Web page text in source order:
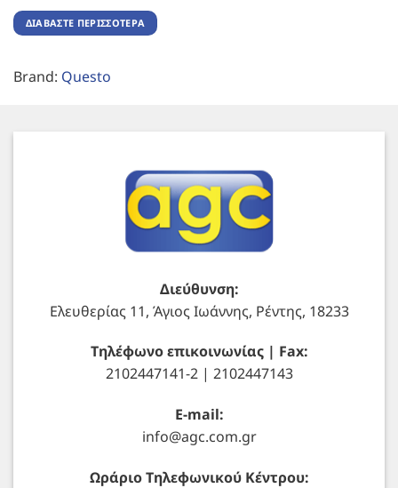
ΔΙΑΒΆΣΤΕ ΠΕΡΙΣΣΌΤΕΡΑ
Brand: Questo
Διεύθυνση:
Ελευθερίας 11, Άγιος Ιωάννης, Ρέντης, 18233
Τηλέφωνο επικοινωνίας | Fax:
2102447141-2 | 2102447143
E-mail:
info@agc.com.gr
Ωράριο Τηλεφωνικού Κέντρου: